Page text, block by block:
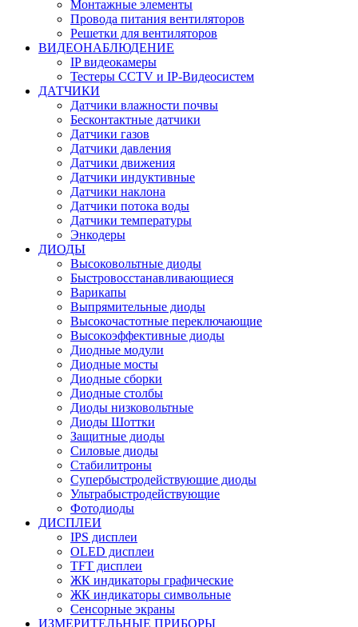
Монтажные элементы
Провода питания вентиляторов
Решетки для вентиляторов
ВИДЕОНАБЛЮДЕНИЕ
IP видеокамеры
Тестеры CCTV и IP-Видеосистем
ДАТЧИКИ
Датчики влажности почвы
Бесконтактные датчики
Датчики газов
Датчики давления
Датчики движения
Датчики индуктивные
Датчики наклона
Датчики потока воды
Датчики температуры
Энкодеры
ДИОДЫ
Высоковольтные диоды
Быстровосстанавливающиеся
Варикапы
Выпрямительные диоды
Высокочастотные переключающие
Высокоэффективные диоды
Диодные модули
Диодные мосты
Диодные сборки
Диодные столбы
Диоды низковольтные
Диоды Шоттки
Защитные диоды
Силовые диоды
Стабилитроны
Супербыстродействующие диоды
Ультрабыстродействующие
Фотодиоды
ДИСПЛЕИ
IPS дисплеи
OLED дисплеи
TFT дисплеи
ЖК индикаторы графические
ЖК индикаторы символьные
Сенсорные экраны
ИЗМЕРИТЕЛЬНЫЕ ПРИБОРЫ